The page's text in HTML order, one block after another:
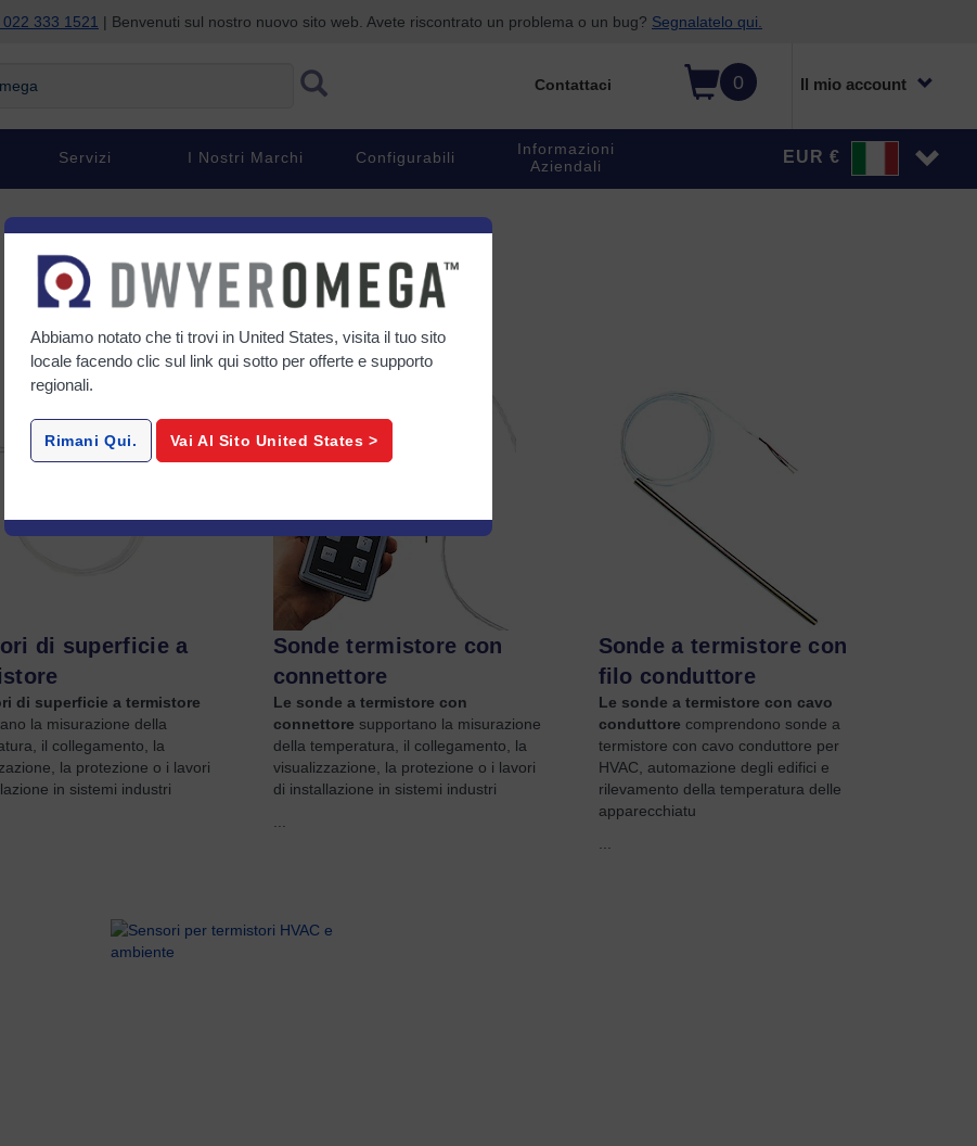
022 333 1521 | Benvenuti sul nostro nuovo sito web. Avete riscontrato un problema o un bug? Segnalatelo qui.
0 Il mio account
Contattaci
Servizi I Nostri Marchi Configurabili
Informazioni
Aziendali
EUR €
di superficie a
di superficie a termistore
la misurazione della
il collegamento, la
la protezione o i lavori
in sistemi industri
Sonde termistore con
connettore
Le sonde a termistore con
connettore supportano la misurazione
della temperatura, il collegamento, la
visualizzazione, la protezione o i lavori
di installazione in sistemi industri
Sonde a termistore con
filo conduttore
Le sonde a termistore con cavo
conduttore comprendono sonde a
termistore con cavo conduttore per
HVAC, automazione degli edifici e
rilevamento della temperatura delle
apparecchiatu
Abbiamo notato che ti trovi in United States, visita il tuo sito
locale facendo clic sul link qui sotto per offerte e supporto
regionali.
Rimani Qui. Vai Al Sito United States >